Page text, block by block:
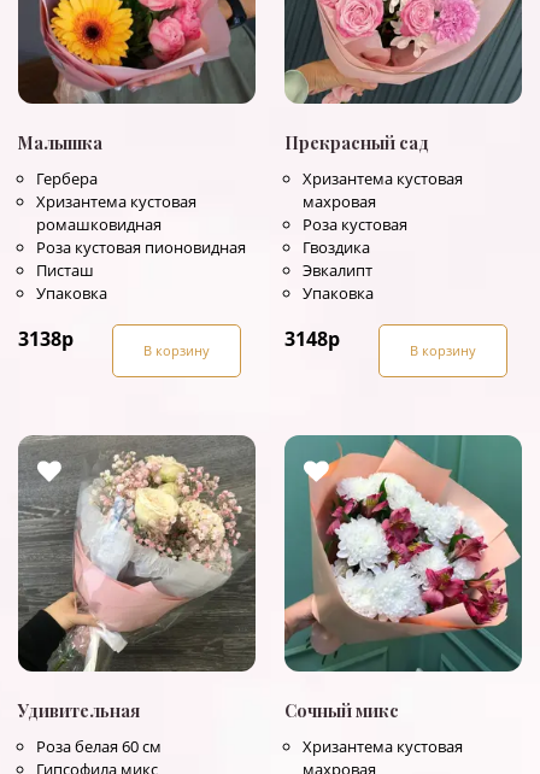
Малышка
Гербера
Хризантема кустовая
ромашковидная
Роза кустовая пионовидная
Писташ
Упаковка
3138р В корзину
Прекрасный сад
Хризантема кустовая
махровая
Роза кустовая
Гвоздика
Эвкалипт
Упаковка
3148р В корзину
Удивительная
Роза белая 60 см
Гипсофила микс
Сочный микс
Хризантема кустовая
махровая